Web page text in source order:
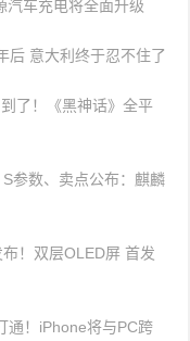
汽车充电将全面升级
后 意大利终于忍不住了
了！《黑神话》全平
参数、卖点公布：麒麟
！双层OLED屏 首发
通！iPhone将与PC跨